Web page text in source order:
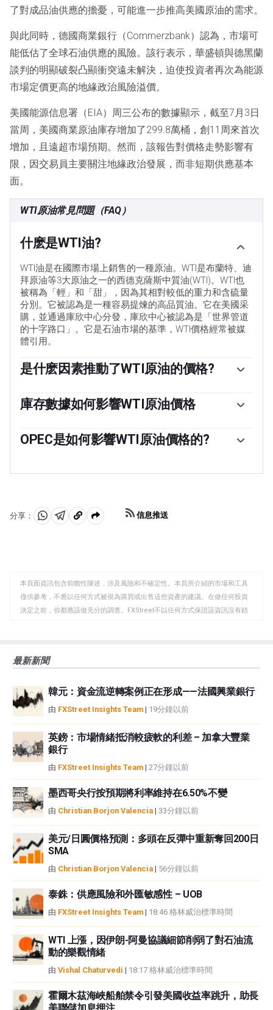
了對成品油供應的擔憂，可能進一步推高美國原油的需求。
與此同時，德國商業銀行（Commerzbank）認為，市場可
能低估了全球石油供應的風險。該行表示，華盛頓與德黑蘭
談判的明顯破裂凸顯衝突遠未解決，迫使投資者再次為能源
市場定價更高的地緣政治風險溢價。
美國能源信息署（EIA）周三公布的數據顯示，截至7月3日
當周，美國商業原油庫存增加了299.8萬桶，創11周來首次
增加，且遠超市場預期。然而，該報告對價格走勢影響有
限，因交易員主要關注地緣政治發展，而非短期供應基本
面。
WTI原油常見問題（FAQ）
什麽是WTI油?
WTI油是在國際市場上銷售的一種原油。WTI是布蘭特、迪
拜原油等3大原油之一的西德克薩斯中質油(WTI)。WTI也
被稱為「輕」和「甜」，因為其相對較低的重力和含硫量
分別。它被認為是一種容易提煉的高品質油。它在美國采
購，並通過庫欣中心分發，庫欣中心被認為是「世界管道
的十字路口」。它是石油市場的基準，WTI價格經常被媒
體引用。
是什麽因素推動了WTI原油的價格?
素。因此，全球增長可以成為需求增長的驅動力，反之亦
然，導致全球增長疲軟。政治不穩定、戰爭和製裁可能會
(OPEC)的決定是油價的另一個關鍵驅動因素。美元的價值
庫存數據如何影響WTI原油價格
報告影響著WTI原油的價格。庫存的變化反映了供需的波
動。如果數據顯示庫存下降，則可能表明需求增加，從而
空氣汙染指數的報告每周二發布，環境影響評估報告於周
個政府機構。
OPEC是如何影響WTI原油價格的?
織，每年舉行兩次會議，共同決定成員國的生產配額。他
它會產生相反的效果。「OPEC+」指的是一個擴大後的組
織，新增了10個非OPEC成員國，其中最引人註目的是俄
分享：
分 分 複
板
信息推送
本頁面資訊包含前瞻性陳述，涉及風險和不確定性。本頁所介紹的市場和工具
僅供參考，不應以任何方式被視為購買或出售這些資產的建議。在做任何投資
決定之前，你都應該做充分的調查。FXStreet不以任何方式保證該資訊沒有錯
觀點，並不代表FXStreet或其廣告商的官方政策或立場。作者不對本頁連結的
如果文章正文中沒有明確提到，在撰寫本文時，作者在本文中提到的任何股票
中都沒有頭寸，也沒有與文中提到的任何公司有業務關係。除了FXStreet，作
者沒有收到撰寫這篇文章的報酬。
FXStreet和作者不提供個性化的建議。作者對該資訊的準確性、完整性或適用
性不作任何陳述。FXStreet和作者將不承擔任何錯誤，遺漏或任何損失，傷害
或損害由此資訊及其顯示或使用引起的。錯誤和遺漏除外。本文作者和
FXStreet並非註冊投資顧問，本文內容無意提供任何投資建議。
最新新聞
韓元：資金流逆轉案例正在形成——法國興業銀行
由 FXStreet Insights Team | 19分鐘以前
英鎊：市場情緒抵消較疲軟的利差 – 加拿大豐業
銀行
由 FXStreet Insights Team | 27分鐘以前
墨西哥央行按預期將利率維持在6.50%不變
由 Christian Borjon Valencia | 33分鐘以前
美元/日圓價格預測：多頭在反彈中重新奪回200日
SMA
由 Christian Borjon Valencia | 56分鐘以前
泰銖：供應風險和外匯敏感性 – UOB
由 FXStreet Insights Team | 18:46 格林威治標準時間
WTI 上漲，因伊朗-阿曼協議細節削弱了對石油流
動的樂觀情緒
由 Vishal Chaturvedi | 18:17 格林威治標準時間
霍爾木茲海峽船舶禁令引發美國收益率跳升，助長